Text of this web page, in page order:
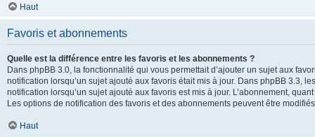
Haut
Favoris et abonnements
Quelle est la différence entre les favoris et les abonnements ?
Dans phpBB 3.0, la fonctionnalité qui vous permettait d’ajouter un sujet aux
notification lorsqu’un sujet ajouté aux favoris était mis à jour. Dans phpBB 3.3,
notification lorsqu’un sujet ajouté aux favoris est mis à jour. L’abonnement,
Les options de notification des favoris et des abonnements peuvent être
Haut